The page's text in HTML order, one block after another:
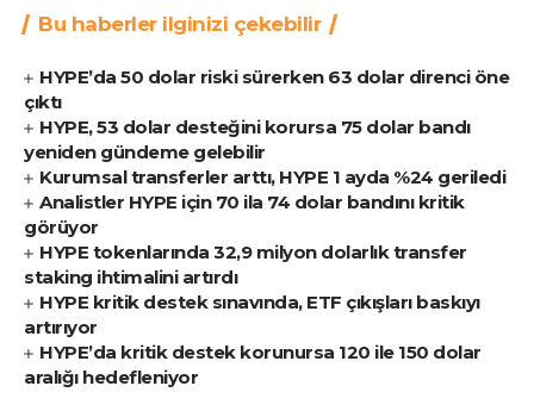
Bu haberler ilginizi çekebilir
HYPE’da 50 dolar riski sürerken 63 dolar direnci öne
çıktı
HYPE, 53 dolar desteğini korursa 75 dolar bandı
yeniden gündeme gelebilir
Kurumsal transferler arttı, HYPE 1 ayda %24 geriledi
Analistler HYPE için 70 ila 74 dolar bandını kritik
görüyor
HYPE tokenlarında 32,9 milyon dolarlık transfer
staking ihtimalini artırdı
HYPE kritik destek sınavında, ETF çıkışları baskıyı
artırıyor
HYPE’da kritik destek korunursa 120 ile 150 dolar
aralığı hedefleniyor